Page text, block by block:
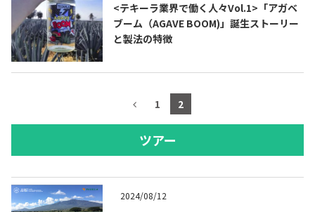
<テキーラ業界で働く人々Vol.1>「アガベ
ブーム（AGAVE BOOM)」誕生ストーリー
と製法の特徴
1 2
ツアー
2024/08/12